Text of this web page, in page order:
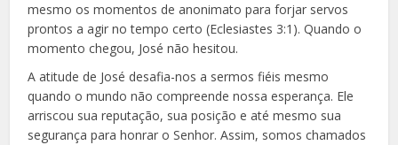
mesmo os momentos de anonimato para forjar servos
prontos a agir no tempo certo (Eclesiastes 3:1). Quando o
momento chegou, José não hesitou.
A atitude de José desafia-nos a sermos fiéis mesmo
quando o mundo não compreende nossa esperança. Ele
arriscou sua reputação, sua posição e até mesmo sua
segurança para honrar o Senhor. Assim, somos chamados